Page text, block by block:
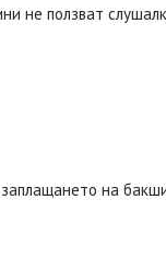
не ползват
на